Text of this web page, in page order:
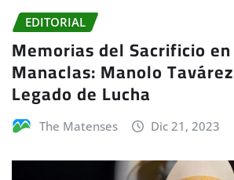
EDITORIAL
Memorias del Sacrificio
Manaclas: Manolo
Legado de Lucha
The Matenses Dic 21, 2023